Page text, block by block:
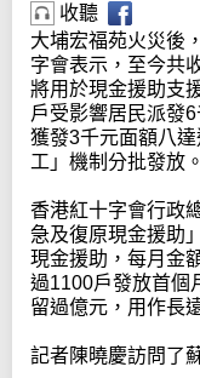
收聽
大埔宏福苑火災後
字會表示，至今共
將用於現金援助支
戶受影響居民派發
獲發3千元面額八
工」機制分批發放。
香港紅十字會行政
急及復原現金援助
現金援助，每月金
過1100戶發放首個
留過億元，用作長
記者陳曉慶訪問了